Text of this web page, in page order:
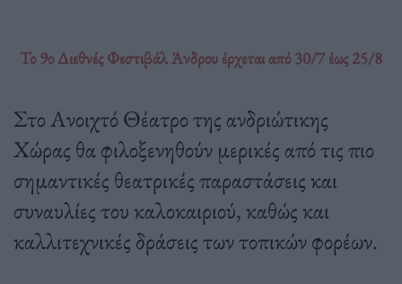
Το 9ο Διεθνές Φεστιβάλ Άνδρου έρχεται από 30/7 έως 25/8
Στο Ανοιχτό Θέατρο της ανδριώτικης
Χώρας θα φιλοξενηθούν μερικές από τις πιο
σημαντικές θεατρικές παραστάσεις και
συναυλίες του καλοκαιριού, καθώς και
καλλιτεχνικές δράσεις των τοπικών φορέων.